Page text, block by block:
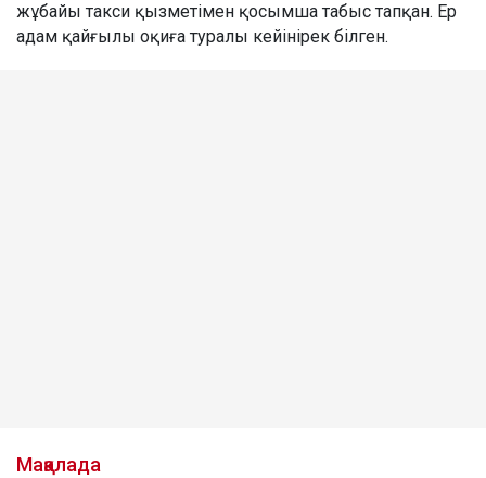
жұбайы такси қызметімен қосымша табыс тапқан. Ер
адам қайғылы оқиға туралы кейінірек білген.
Мақалада